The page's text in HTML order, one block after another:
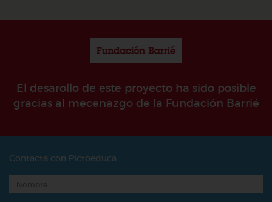
El desarollo de este proyecto ha sido posible
gracias al mecenazgo de la Fundación Barrié
Contacta con Pictoeduca